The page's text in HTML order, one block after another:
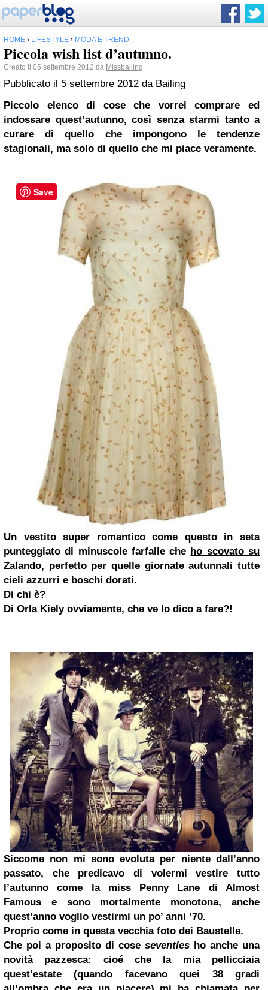
HOME › LIFESTYLE › MODA E TREND
Piccola wish list d’autunno.
Creato il 05 settembre 2012 da Missbailing
Pubblicato il 5 settembre 2012 da Bailing
Piccolo elenco di cose che vorrei comprare ed
indossare quest’autunno, così senza starmi tanto a
curare di quello che impongono le tendenze
stagionali, ma solo di quello che mi piace veramente.
Un vestito super romantico come questo in seta
punteggiato di minuscole farfalleche ho scovato su
Zalando, perfetto perquelle giornate autunnali tutte
cieli azzurri e boschi dorati.
Di chi è?
Di Orla Kiely ovviamente, che ve lo dico a fare?!
Siccome non mi sono evoluta per niente dall’anno
passato, che predicavo di volermi vestire tutto
l’autunno come la miss Penny Lane di Almost
Famous e sono mortalmente monotona, anche
quest’anno voglio vestirmi un po’ anni ’70.
Proprio come in questa vecchia foto dei Baustelle.
Che poi a proposito di cose seventies ho anche una
novità pazzesca: cioé che la mia pellicciaia
quest’estate (quando facevano quei 38 gradi
Save